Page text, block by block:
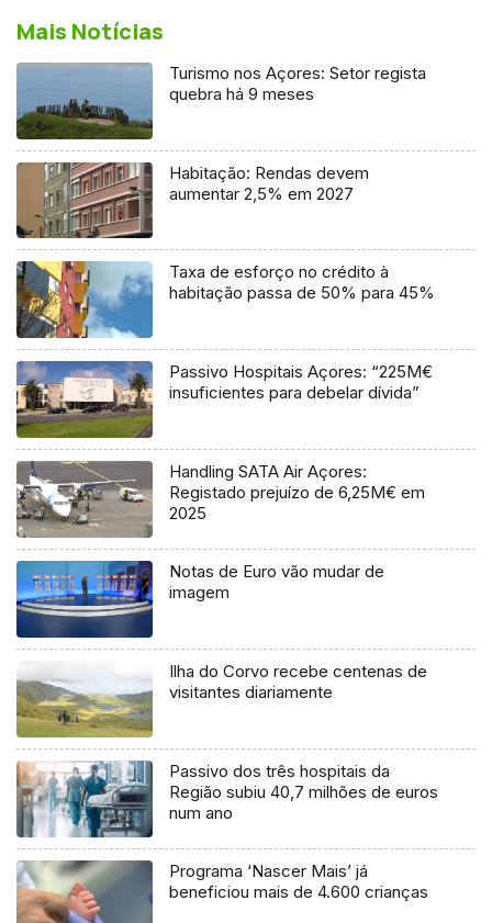
Mais Notícias
Turismo nos Açores: Setor regista
quebra há 9 meses
Habitação: Rendas devem
aumentar 2,5% em 2027
Taxa de esforço no crédito à
habitação passa de 50% para 45%
Passivo Hospitais Açores: “225M€
insuficientes para debelar dívida”
Handling SATA Air Açores:
Registado prejuízo de 6,25M€ em
2025
Notas de Euro vão mudar de
imagem
Ilha do Corvo recebe centenas de
visitantes diariamente
Passivo dos três hospitais da
Região subiu 40,7 milhões de euros
num ano
Programa ‘Nascer Mais’ já
beneficiou mais de 4.600 crianças